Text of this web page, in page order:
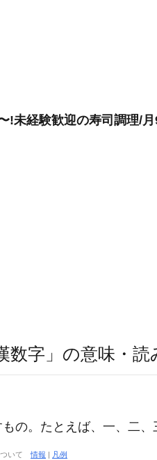
!未経験歓迎の寿司調理/
数字」の意味・
の。たとえば、一、二
ついて情報 | 凡例